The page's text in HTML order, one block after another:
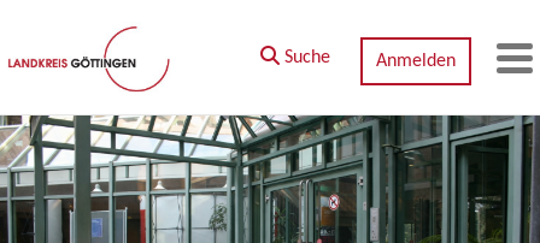
Zum Hauptinhalt springen
Suche Anmelden